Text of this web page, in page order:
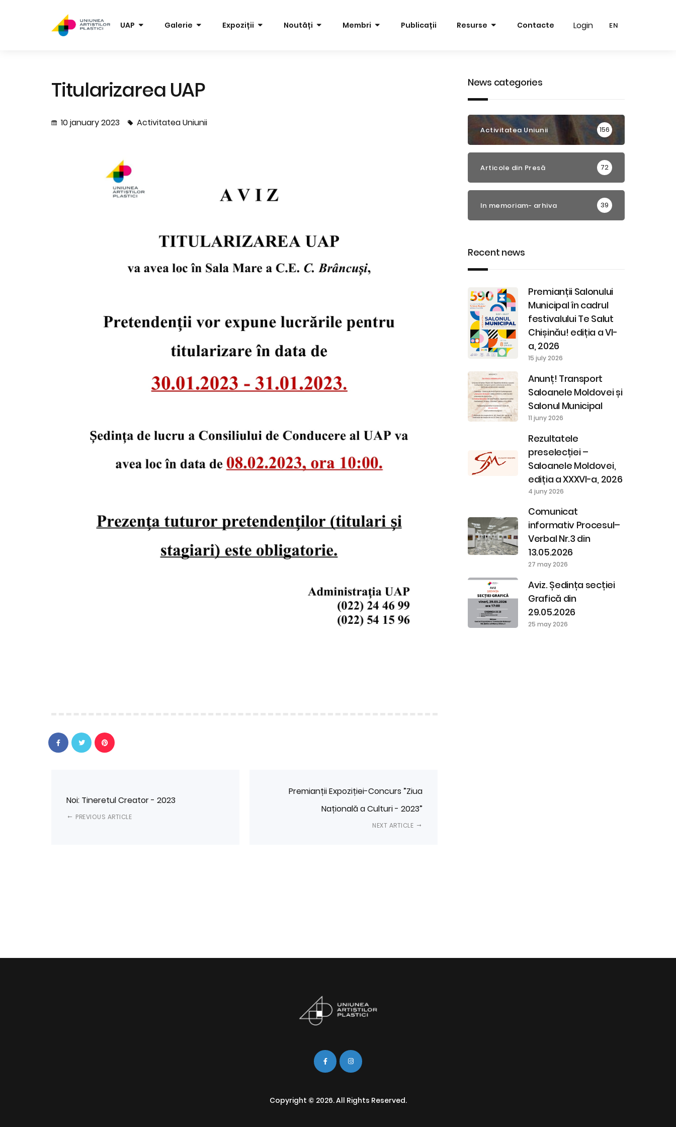
Login
UAP Galerie Expoziții Noutăți Membri Publicații Resurse Contacte Login EN
Titularizarea UAP
10 january 2023 Activitatea Uniunii
Noi: Tineretul Creator - 2023
PREVIOUS ARTICLE
Premianții Expoziției-Concurs ”Ziua
Națională a Culturi - 2023”
NEXT ARTICLE
News categories
Activitatea Uniunii 156
Articole din Presă 72
In memoriam- arhiva 39
Recent news
Premianții Salonului
Municipal în cadrul
festivalului Te Salut
Chișinău! ediția a VI-
a, 2026
15 july 2026
Anunț! Transport
Saloanele Moldovei și
Salonul Municipal
11 juny 2026
Rezultatele
preselecției –
Saloanele Moldovei,
ediția a XXXVI-a, 2026
4 juny 2026
Comunicat
informativ Procesul–
Verbal Nr.3 din
13.05.2026
27 may 2026
Aviz. Ședința secției
Grafică din
29.05.2026
25 may 2026
Copyright © 2026. All Rights Reserved.